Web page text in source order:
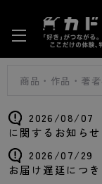
2026/08/07
に関するお知らせ
2026/07/29
お届け遅延につ